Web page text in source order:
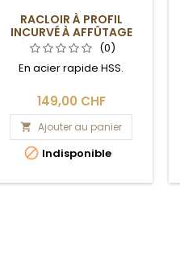
RACLOIR À PROFIL
INCURVÉ À AFFÛTAGE
NÉGATIF 25 MM SANS
MANCHE
(0)
En acier rapide HSS.
149,00 CHF
 Ajouter au panier
 Indisponible